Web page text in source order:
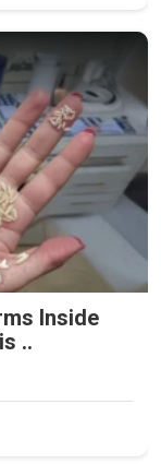
Inside
..